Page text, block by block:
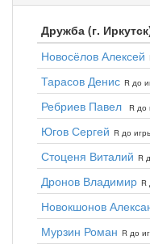
Дружба (г.
Новосёлов Алексей
Тарасов Денис R до
Ребриев Павел R до
Югов Сергей R до
Стоценя Виталий R
Дронов Владимир R
Новокшонов
Мурзин Роман R до